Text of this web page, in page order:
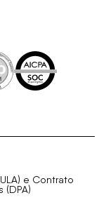
e Contrato
(DPA)